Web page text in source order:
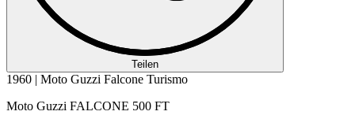
Teilen
1960 | Moto Guzzi Falcone Turismo
Moto Guzzi FALCONE 500 FT